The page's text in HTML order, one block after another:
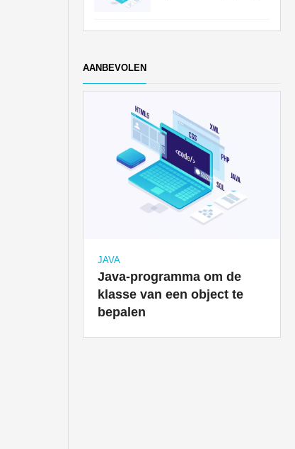
AANBEVOLEN
JAVA
Java-programma om de
klasse van een object te
bepalen